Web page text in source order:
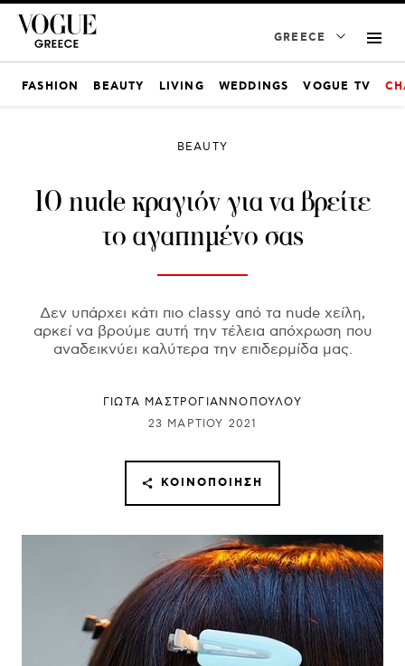
GREECE
FASHION BEAUTY LIVING WEDDINGS VOGUE TV
BEAUTY
10 nude κραγιόν για να βρείτε
τo αγαπημένο σας
Δεν υπάρχει κάτι πιο classy από τα nude χείλη,
αρκεί να βρούμε αυτή την τέλεια απόχρωση που
αναδεικνύει καλύτερα την επιδερμίδα μας.
ΓΙΩΤΑ ΜΑΣΤΡΟΓΙΑΝΝΟΠΟΥΛΟΥ
23 ΜΑΡΤΊΟΥ 2021
ΚΟΙΝΟΠΟΊΗΣΗ